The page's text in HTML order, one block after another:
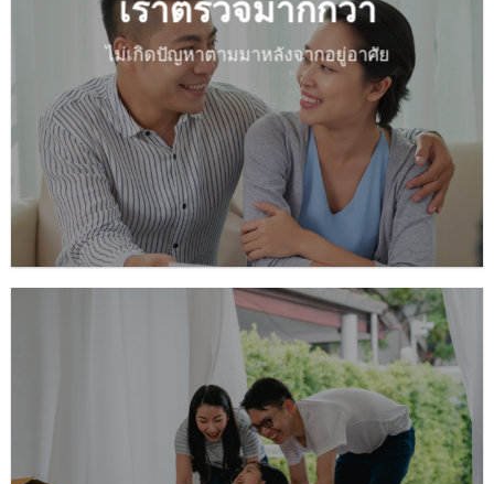
เราตรวจมากกว่า
ไม่เกิดปัญหาตามมาหลังจากอยู่อาศัย